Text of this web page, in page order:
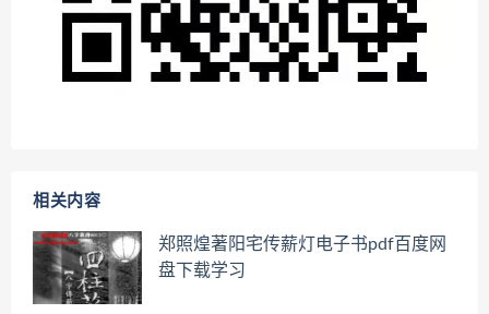
相关内容
郑照煌著阳宅传薪灯电子书pdf百度网
盘下载学习